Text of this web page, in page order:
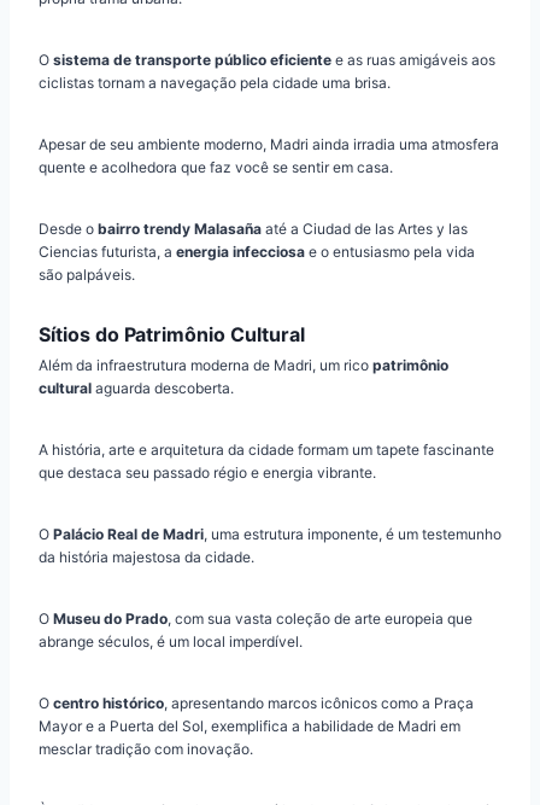
O sistema de transporte público eficiente e as ruas amigáveis ​​aos
ciclistas tornam a navegação pela cidade uma brisa.
Apesar de seu ambiente moderno, Madri ainda irradia uma atmosfera
quente e acolhedora que faz você se sentir em casa.
Desde o bairro trendy Malasaña até a Ciudad de las Artes y las
Ciencias futurista, a energia infecciosa e o entusiasmo pela vida
são palpáveis.
Sítios do Patrimônio Cultural
Além da infraestrutura moderna de Madri, um rico patrimônio
cultural aguarda descoberta.
A história, arte e arquitetura da cidade formam um tapete fascinante
que destaca seu passado régio e energia vibrante.
O Palácio Real de Madri, uma estrutura imponente, é um testemunho
da história majestosa da cidade.
O Museu do Prado, com sua vasta coleção de arte europeia que
abrange séculos, é um local imperdível.
O centro histórico, apresentando marcos icônicos como a Praça
Mayor e a Puerta del Sol, exemplifica a habilidade de Madri em
mesclar tradição com inovação.